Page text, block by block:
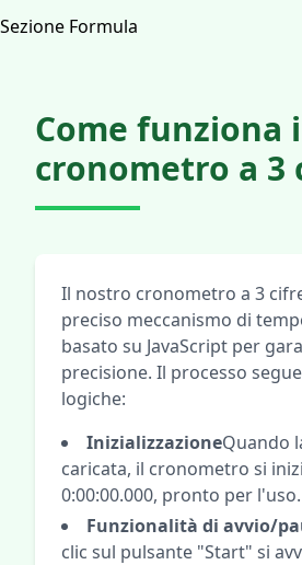
Sezione Formula
Come funziona
cronometro a 3
Il nostro cronometro a 3
preciso meccanismo di
basato su JavaScript per
precisione. Il processo
logiche:
InizializzazioneQuando
caricata, il cronometro si
0:00:00.000, pronto per l'uso.
Funzionalità di avvio/
clic sul pulsante "Start" si